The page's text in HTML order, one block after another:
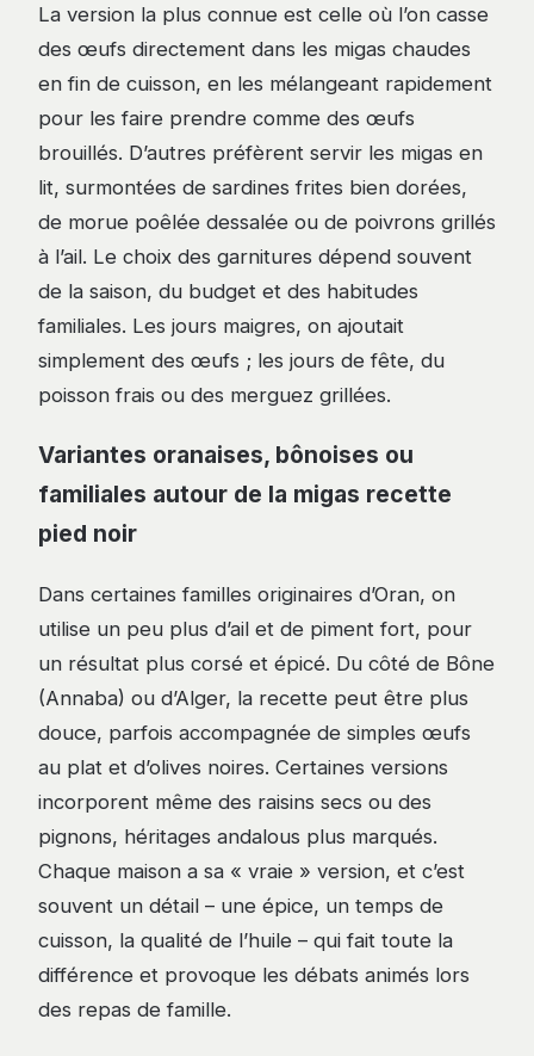
La version la plus connue est celle où l’on casse
des œufs directement dans les migas chaudes
en fin de cuisson, en les mélangeant rapidement
pour les faire prendre comme des œufs
brouillés. D’autres préfèrent servir les migas en
lit, surmontées de sardines frites bien dorées,
de morue poêlée dessalée ou de poivrons grillés
à l’ail. Le choix des garnitures dépend souvent
de la saison, du budget et des habitudes
familiales. Les jours maigres, on ajoutait
simplement des œufs ; les jours de fête, du
poisson frais ou des merguez grillées.
Variantes oranaises, bônoises ou
familiales autour de la migas recette
pied noir
Dans certaines familles originaires d’Oran, on
utilise un peu plus d’ail et de piment fort, pour
un résultat plus corsé et épicé. Du côté de Bône
(Annaba) ou d’Alger, la recette peut être plus
douce, parfois accompagnée de simples œufs
au plat et d’olives noires. Certaines versions
incorporent même des raisins secs ou des
pignons, héritages andalous plus marqués.
Chaque maison a sa « vraie » version, et c’est
souvent un détail – une épice, un temps de
cuisson, la qualité de l’huile – qui fait toute la
différence et provoque les débats animés lors
des repas de famille.